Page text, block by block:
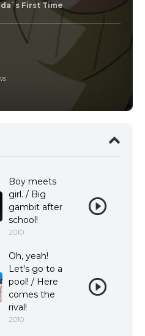
First Time
Boy meets
girl. / Big
gambit after
school!
2010
Oh, yeah!
Let's go to a
pool! / Here
comes the
rival!
2010